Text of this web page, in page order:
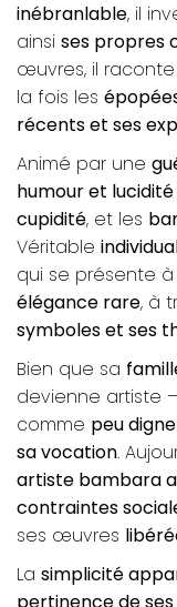
inébranlable, il
ainsi ses propres
œuvres, il raconte
la fois les
récents et ses
Animé par une
humour et lucidité
cupidité, et les
Véritable
qui se présente
élégance rare, à
symboles et ses
Bien que sa
devienne artiste
comme peu
sa vocation.
artiste bambara
contraintes
ses œuvres
La simplicité